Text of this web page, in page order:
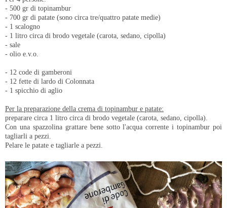
- 500 gr di topinambur
- 700 gr di patate (sono circa tre/quattro patate medie)
- 1 scalogno
- 1 litro circa di brodo vegetale (carota, sedano, cipolla)
- sale
- olio e.v.o.
- 12 code di gamberoni
- 12 fette di lardo di Colonnata
- 1 spicchio di aglio
Per la preparazione della crema di topinambur e patate:
preparare circa 1 litro circa di brodo vegetale (carota, sedano, cipolla).
Con una spazzolina grattare bene sotto l'acqua corrente i topinambur poi
tagliarli a pezzi.
Pelare le patate e tagliarle a pezzi.